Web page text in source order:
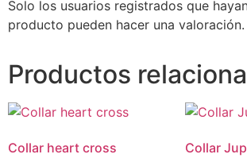
Solo los usuarios registrados que
producto pueden hacer una valoración.
Productos
Collar heart cross Collar